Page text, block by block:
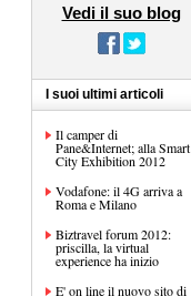
Vedi il suo blog
I suoi ultimi articoli
Il camper di
Pane&Internet; alla Smart
City Exhibition 2012
Vodafone: il 4G arriva a
Roma e Milano
Biztravel forum 2012:
priscilla, la virtual
experience ha inizio
E' on line il nuovo sito di